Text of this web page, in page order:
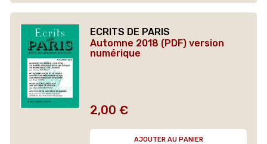
ECRITS DE PARIS
Automne 2018 (PDF) version
numérique
Prix
2,00 €
AJOUTER AU PANIER